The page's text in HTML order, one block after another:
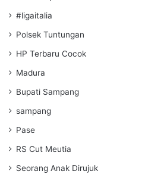
#ligaitalia
Polsek Tuntungan
HP Terbaru Cocok
Madura
Bupati Sampang
sampang
Pase
RS Cut Meutia
Seorang Anak Dirujuk